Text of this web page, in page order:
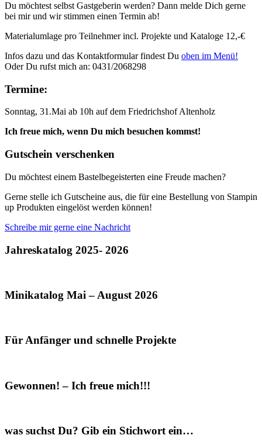
Du möchtest selbst Gastgeberin werden? Dann melde Dich gerne
bei mir und wir stimmen einen Termin ab!
Materialumlage pro Teilnehmer incl. Projekte und Kataloge 12,-€
Infos dazu und das Kontaktformular findest Du oben im Menü!
Oder Du rufst mich an: 0431/2068298
Termine:
Sonntag, 31.Mai ab 10h auf dem Friedrichshof Altenholz
Ich freue mich, wenn Du mich besuchen kommst!
Gutschein verschenken
Du möchtest einem Bastelbegeisterten eine Freude machen?
Gerne stelle ich Gutscheine aus, die für eine Bestellung von Stampin
up Produkten eingelöst werden können!
Schreibe mir gerne eine Nachricht
Jahreskatalog 2025- 2026
Minikatalog Mai – August 2026
Für Anfänger und schnelle Projekte
Gewonnen! – Ich freue mich!!!
was suchst Du? Gib ein Stichwort ein…